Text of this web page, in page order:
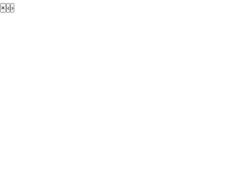
× ‹ ›